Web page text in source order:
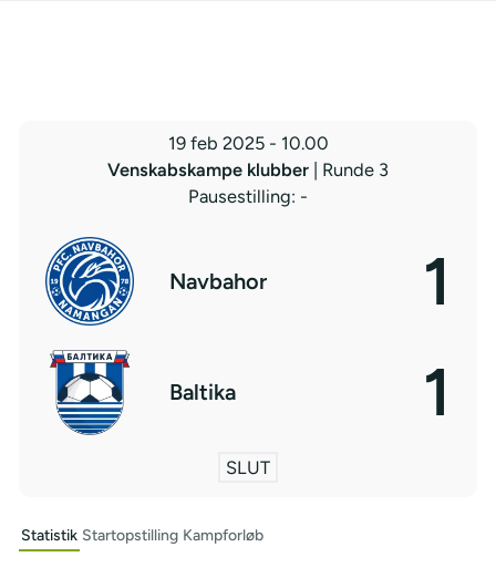
19 feb 2025 - 10.00
Venskabskampe klubber
| Runde 3
Pausestilling: -
Navbahor 1
Baltika 1
SLUT
Statistik Startopstilling Kampforløb